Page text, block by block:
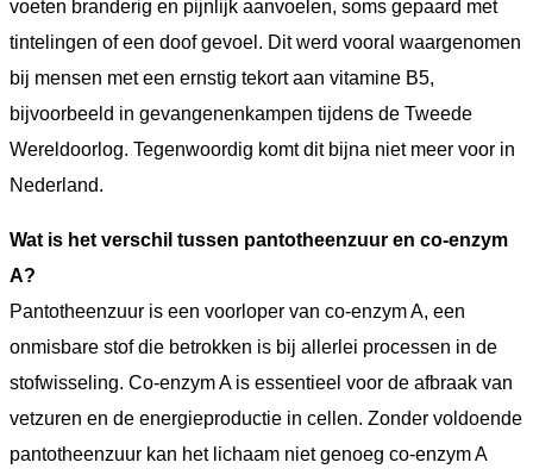
voeten branderig en pijnlijk aanvoelen, soms gepaard met
tintelingen of een doof gevoel. Dit werd vooral waargenomen
bij mensen met een ernstig tekort aan vitamine B5,
bijvoorbeeld in gevangenenkampen tijdens de Tweede
Wereldoorlog. Tegenwoordig komt dit bijna niet meer voor in
Nederland.
Wat is het verschil tussen pantotheenzuur en co-enzym
A?
Pantotheenzuur is een voorloper van co-enzym A, een
onmisbare stof die betrokken is bij allerlei processen in de
stofwisseling. Co-enzym A is essentieel voor de afbraak van
vetzuren en de energieproductie in cellen. Zonder voldoende
pantotheenzuur kan het lichaam niet genoeg co-enzym A